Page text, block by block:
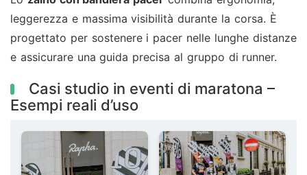
leggerezza e massima visibilità durante la corsa. È
progettato per sostenere i pacer nelle lunghe distanze
e assicurare una guida precisa al gruppo di runner.
Casi studio in eventi di maratona –
Esempi reali d’uso